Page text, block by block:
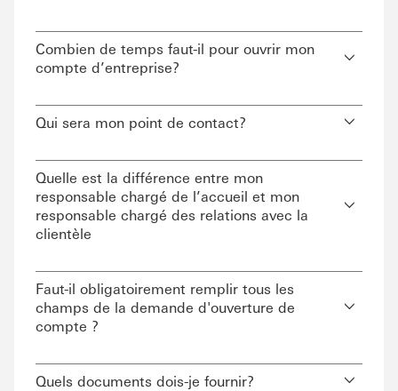
Combien de temps faut-il pour ouvrir mon
compte d’entreprise?
Qui sera mon point de contact?
Quelle est la différence entre mon
responsable chargé de l’accueil et mon
responsable chargé des relations avec la
clientèle
Faut-il obligatoirement remplir tous les
champs de la demande d'ouverture de
compte ?
Quels documents dois-je fournir?